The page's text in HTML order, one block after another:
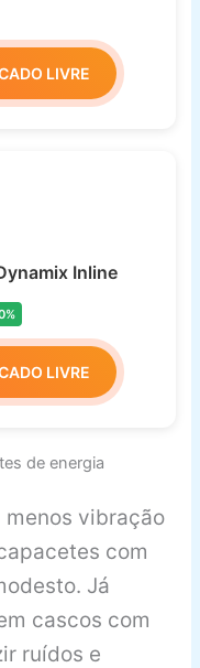
LIVRE
Inline
LIVRE
de energia
vibração
com
Já
cascos com
ruídos e